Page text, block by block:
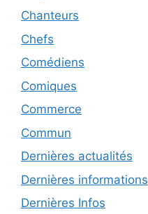
Chanteurs
Chefs
Comédiens
Comiques
Commerce
Commun
Dernières actualités
Dernières informations
Dernières Infos